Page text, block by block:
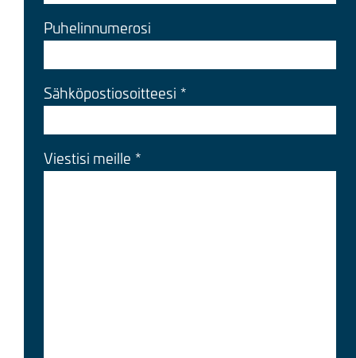
Puhelinnumerosi
Sähköpostiosoitteesi
Viestisi meille